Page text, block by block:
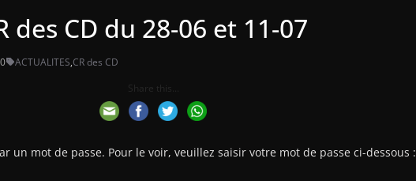
des CD du 28-06 et 11-07
ACTUALITES,CR des CD
Share this...
un mot de passe. Pour le voir, veuillez saisir votre mot de passe ci-dessous :